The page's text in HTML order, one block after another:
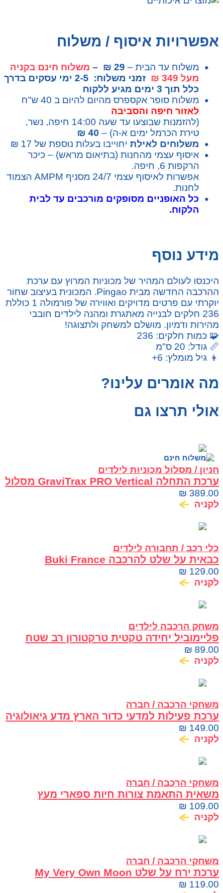
אפשרויות איסוף / משלוח
משלוח עד הבית – 29 ₪ –
משלוח חינם בקניה
מעל 349 ₪
זמני משלוח: 2-5 ימי עסקים בדרך
כלל תוך 3 ימים מגיע ללקוח
משלוח סופר אקספרס מהיום להיום ב 40 ש"ח
לאזור חיפה והסביבה
(להזמנות שבוצעו עד שעה 14:00 חיפה, נשר,
טירת הכרמל ימים א-ה) – 40 ₪
משלוחים לאילתיחוייבו בעלות נוספת של 17 ₪
איסוף עצמי מהחנות (בתיאום מראש) – כיכר
הרקפות 6, חיפה.
אפשרות לאיסוף עצמי 24/7 מסניף AMPM הצמוד
לחנות.
כל האופניים מסופקים מורכבים עד לבית
הלקוח.
מידע נוסף
היכנסו לעולם המהיר של מכוניות המרוץ עם ערכת
ההרכבה החדשה מבית Pingao. המכונית בעיצוב שחור
יוקרתי עם פרטים מדויקים ואווירה של פורמולה 1 כוללת
236 חלקים לבנייה מאתגרת ומהנה לילדים חובבי
מהירות ודמיון. מושלם למשחק ולתצוגה!
🧩 כמות חלקים: 236
📏 גודל: 20 ס"מ
👦 גיל מומלץ: 6+
מה אומרים עלינו?
אולי תרצו גם
חניון / מסלול מכוניות לילדים
ערכת התחלה GraviTrax PRO Vertical מסלול
גולות תלת־ממדי Ravensburger
₪ 389.00
לקניה
כלי רכב / תחבורה לילדים
כבאית על שלט להרכבה Buki France
₪ 129.00
לקניה
משחק הרכבה לילדים
פליימוביל יחידה טקטית טרקטורון רב שטח
₪ 89.00
לקניה
משחקי הרכבה / חברה
ערכת פעילות למדעי כדור הארץ מדע גיאולוגיה
National Geographic
₪ 149.00
לקניה
משחקי הרכבה / חברה
משאית התאמת צורות חיות ספארי מעץ
מליסה ודאג Melissa & doug
₪ 109.00
לקניה
משחקי הרכבה / חברה
ערכת ירח על שלט My Very Own Moon
₪ 119.00